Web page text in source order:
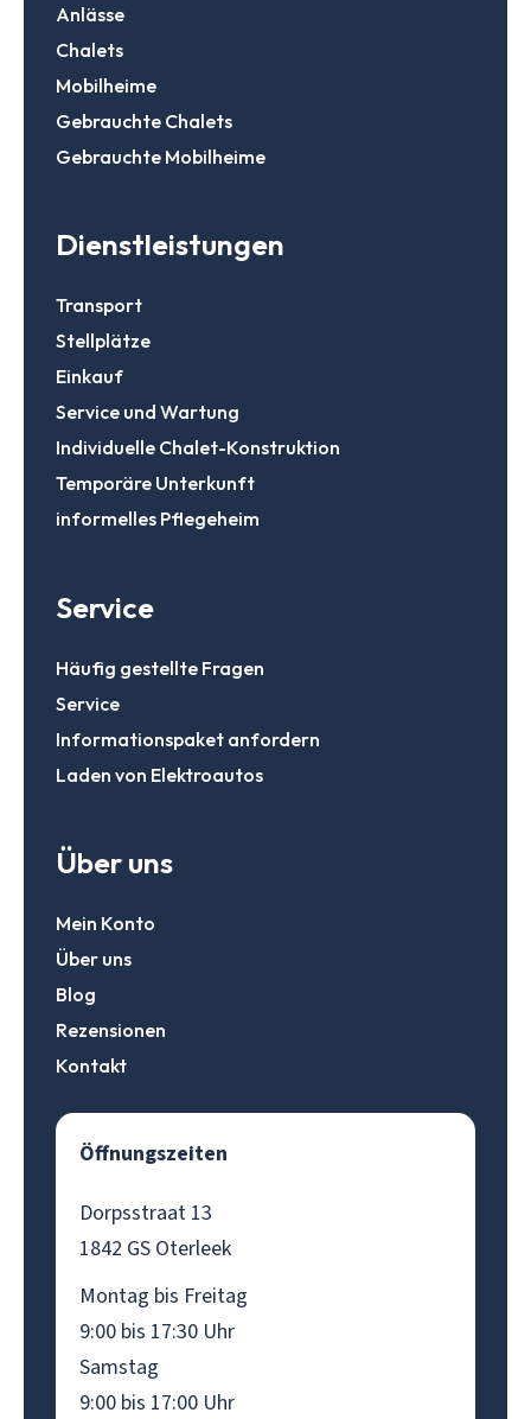
Anlässe
Chalets
Mobilheime
Gebrauchte Chalets
Gebrauchte Mobilheime
Dienstleistungen
Transport
Stellplätze
Einkauf
Service und Wartung
Individuelle Chalet-Konstruktion
Temporäre Unterkunft
informelles Pflegeheim
Service
Häufig gestellte Fragen
Service
Informationspaket anfordern
Laden von Elektroautos
Über uns
Mein Konto
Über uns
Blog
Rezensionen
Kontakt
Öffnungszeiten
Dorpsstraat 13
1842 GS Oterleek
Montag bis Freitag
9:00 bis 17:30 Uhr
Samstag
9:00 bis 17:00 Uhr